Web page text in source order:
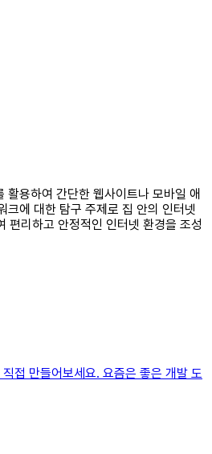
활용하여 간단한 웹사이트나 모바일 애
에 대한 탐구 주제로 집 안의 인터넷
편리하고 안정적인 인터넷 환경을 조성
접 만들어보세요. 요즘은 좋은 개발 도